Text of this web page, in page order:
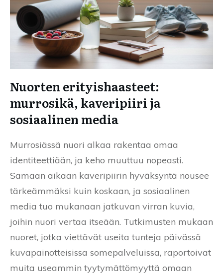
Nuorten erityishaasteet:
murrosikä, kaveripiiri ja
sosiaalinen media
Murrosiässä nuori alkaa rakentaa omaa
identiteettiään, ja keho muuttuu nopeasti.
Samaan aikaan kaveripiirin hyväksyntä nousee
tärkeämmäksi kuin koskaan, ja sosiaalinen
media tuo mukanaan jatkuvan virran kuvia,
joihin nuori vertaa itseään. Tutkimusten mukaan
nuoret, jotka viettävät useita tunteja päivässä
kuvapainotteisissa somepalveluissa, raportoivat
muita useammin tyytymättömyyttä omaan